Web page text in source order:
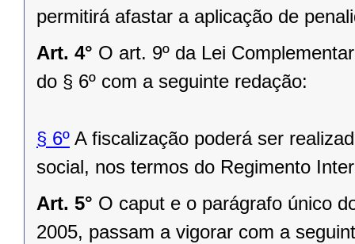
permitirá afastar a aplicação de
Art. 4° O art. 9º da Lei
do § 6º com a seguinte redação:
§ 6º A fiscalização poderá ser
social, nos termos do Regimento
Art. 5° O caput e o parágrafo único
2005, passam a vigorar com a